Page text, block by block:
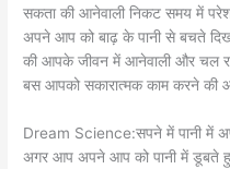
सकता की आनेवाली निकट समय में
अपने आप को बाढ़ के पानी से बचते
की आपके जीवन में आनेवाली और चल
बस आपको सकारात्मक काम करने की
Dream Science:सपने में पानी में
अगर आप अपने आप को पानी में डूबते